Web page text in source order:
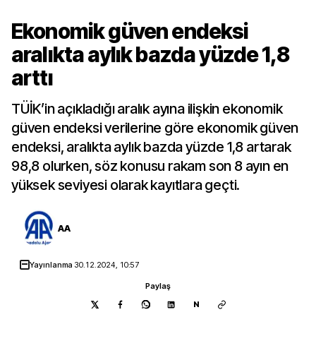
Ekonomik güven endeksi
aralıkta aylık bazda yüzde 1,8
arttı
TÜİK’in açıkladığı aralık ayına ilişkin ekonomik
güven endeksi verilerine göre ekonomik güven
endeksi, aralıkta aylık bazda yüzde 1,8 artarak
98,8 olurken, söz konusu rakam son 8 ayın en
yüksek seviyesi olarak kayıtlara geçti.
AA
Yayınlanma 30.12.2024, 10:57
Paylaş
N